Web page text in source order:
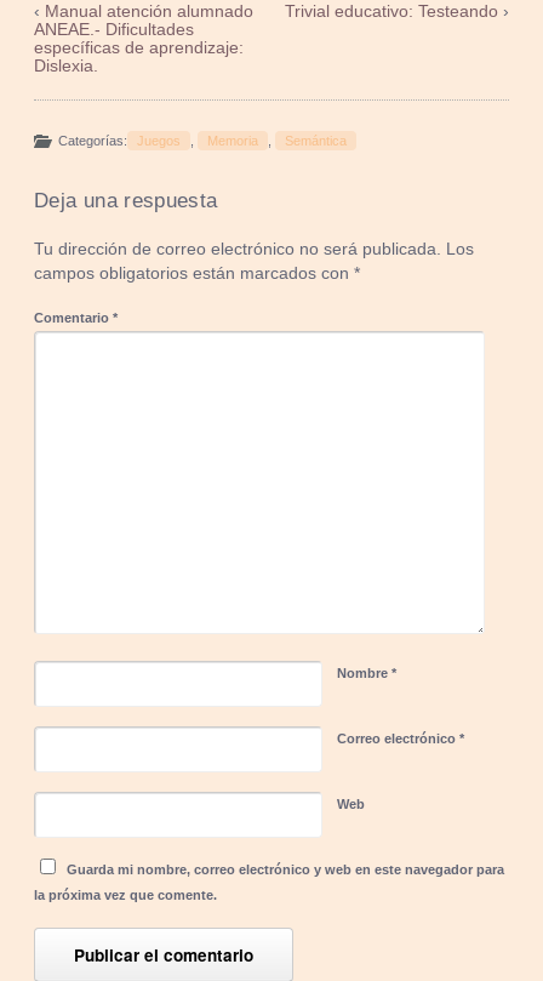
‹ Manual atención alumnado
ANEAE.- Dificultades
específicas de aprendizaje:
Dislexia.
Trivial educativo: Testeando›
Categorías: Juegos Memoria Semántica
Deja una respuesta
Tu dirección de correo electrónico no será publicada.
Los
campos obligatorios están marcados con*
Comentario*
Nombre*
Correo electrónico*
Web
Guarda mi nombre, correo electrónico y web en este navegador para
la próxima vez que comente.